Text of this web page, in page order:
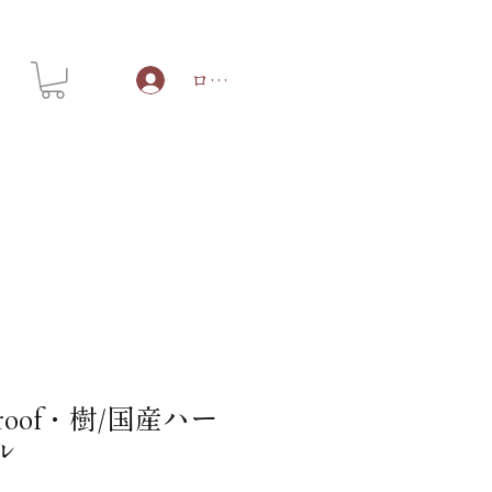
ログイン
・樹/国産ハー